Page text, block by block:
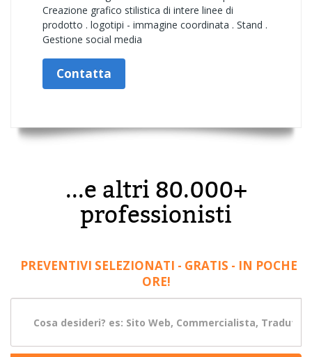
Creazione grafico stilistica di intere linee di
prodotto . logotipi - immagine coordinata . Stand .
Gestione social media
Contatta
...e altri 80.000+
professionisti
PREVENTIVI SELEZIONATI - GRATIS - IN POCHE
ORE!